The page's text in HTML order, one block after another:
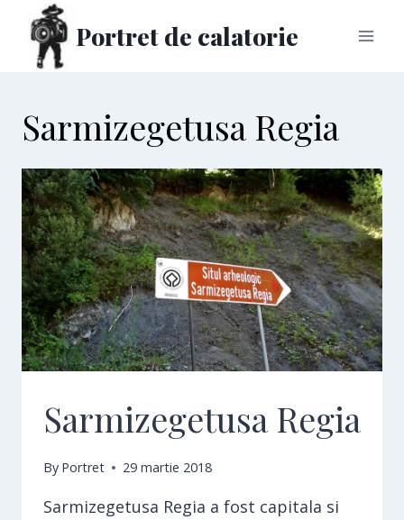
content
Portret de calatorie
Sarmizegetusa Regia
Sarmizegetusa Regia
By Portret 29 martie 2018
Sarmizegetusa Regia a fost capitala si